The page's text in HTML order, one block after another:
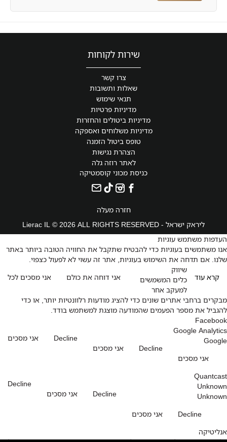
שירות לקוחות
צרו קשר
שאלות ותשובות
תנאי שימוש
מדיניות פרטיות
מדיניות ביטולים והחזרות
מדיניות משלוחים ואספקה
טופס ביטול הזמנה
הצהרת נגישות
לאתר רוזה גלה
כניסת מכוני קוסמטיקה
חזרה מעלה
ליראק ישראל - Lierac IL © 2026 ALL RIGHTS RESERVED
העדפות משתמש עוגיות
אנו משתמשים בעוגיות כדי להבטיח שתקבל את החוויה הטובה ביותר באתר
שלנו. אם תדחה את השימוש בעוגיות, אתר זה עשוי לא לפעול כצפוי.
אני מסכים לכל
אני דוחה את כולם קרא עוד
שיווק
כלים המשמשים
למעקב אחר
מבקרים ברחבי אתרים שונים כדי להציג מודעות רלוונטיות יותר, או כדי
להגביל את מספר הפעמים שהמודעה מוצגת למשתמש בודד.
Facebook
אני מסכים
Decline
Google Analytics
אני מסכים
Decline
Google
אני מסכים
Decline
Quantcast
אני מסכים
Decline
Unknown
Unknown
אני מסכים
Decline
אנליטיקה